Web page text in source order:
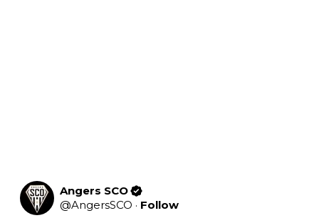
Angers SCO
@AngersSCO · Follow